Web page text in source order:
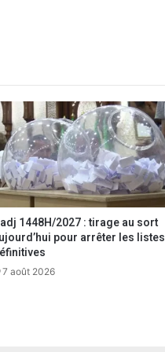
s
p
o
u
r
a
s
s
u
r
1448H/2027 : tirage au sort
pour arrêter les listes
7 août 2026